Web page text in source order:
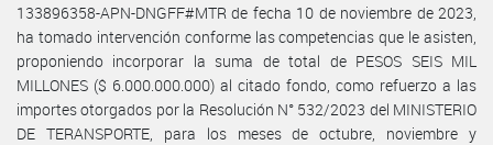
133896358-APN-DNGFF#MTR de fecha 10 de noviembre de 2023,
ha tomado intervención conforme las competencias que le asisten,
proponiendo incorporar la suma de total de PESOS SEIS MIL
MILLONES ($ 6.000.000.000) al citado fondo, como refuerzo a las
importes otorgados por la Resolución N° 532/2023 del MINISTERIO
DE TERANSPORTE, para los meses de octubre, noviembre y